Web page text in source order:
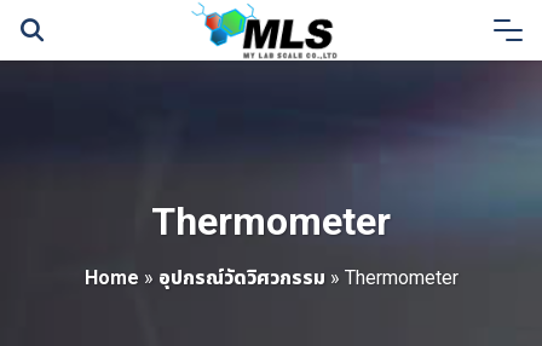
Skip
Thermometer
Home » อุปกรณ์วัดวิศวกรรม » Thermometer